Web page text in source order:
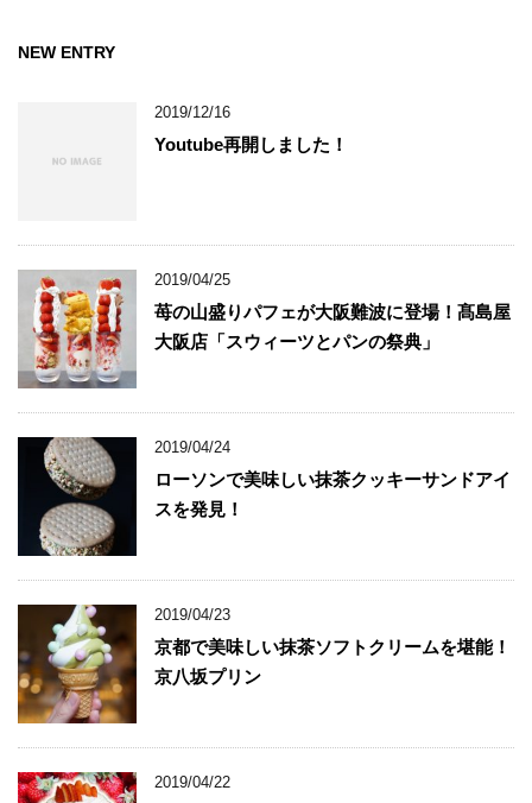
NEW ENTRY
2019/12/16
Youtube再開しました！
2019/04/25
苺の山盛りパフェが大阪難波に登場！髙島屋
大阪店「スウィーツとパンの祭典」
2019/04/24
ローソンで美味しい抹茶クッキーサンドアイ
スを発見！
2019/04/23
京都で美味しい抹茶ソフトクリームを堪能！
京八坂プリン
2019/04/22